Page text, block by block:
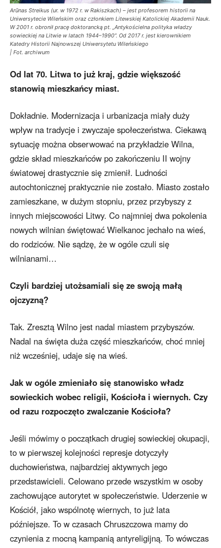
Arūnas Streikus (ur. w 1972 r. w Rakiszkach) – jest profesorem historii na
Uniwersytecie Wileńskim oraz członkiem Litewskiej Katolickiej Akademii Nauk.
W 2001 r. obronił pracę doktorancką pt. „Antykościelna polityka władzy
sowieckiej na Litwie w latach 1944–1990”. Od 2017 r. jest kierownikiem
Katedry Historii Najnowszej Uniwersytetu Wileńskiego
| Fot. archiwum
Od lat 70. Litwa to już kraj, gdzie większość
stanowią mieszkańcy miast.
Dokładnie. Modernizacja i urbanizacja miały duży
wpływ na tradycje i zwyczaje społeczeństwa. Ciekawą
sytuację można obserwować na przykładzie Wilna,
gdzie skład mieszkańców po zakończeniu II wojny
światowej drastycznie się zmienił. Ludności
autochtonicznej praktycznie nie zostało. Miasto zostało
zamieszkane, w dużym stopniu, przez przybyszy z
innych miejscowości Litwy. Co najmniej dwa pokolenia
nowych wilnian świętować Wielkanoc jechało na wieś,
do rodziców. Nie sądzę, że w ogóle czuli się
wilnianami…
Czyli bardziej utożsamiali się ze swoją małą
ojczyzną?
Tak. Zresztą Wilno jest nadal miastem przybyszów.
Nadal na święta duża część mieszkańców, choć mniej
niż wcześniej, udaje się na wieś.
Jak w ogóle zmieniało się stanowisko władz
sowieckich wobec religii, Kościoła i wiernych. Czy
od razu rozpoczęto zwalczanie Kościoła?
Jeśli mówimy o początkach drugiej sowieckiej okupacji,
to w pierwszej kolejności represje dotyczyły
duchowieństwa, najbardziej aktywnych jego
przedstawicieli. Celowano przede wszystkim w osoby
zachowujące autorytet w społeczeństwie. Uderzenie w
Kościół, jako wspólnotę wiernych, to już lata
późniejsze. To w czasach Chruszczowa mamy do
czynienia z mocną kampanią antyreligijną. To wówczas